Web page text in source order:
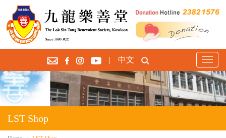
T
o
g
g
l
| 中文
LST Shop